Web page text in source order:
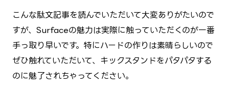
こんな駄文記事を読んでいただいて大変ありがたいので
すが、Surfaceの魅力は実際に触っていただくのが一番
手っ取り早いです。特にハードの作りは素晴らしいので
ぜひ触れていただいて、キックスタンドをパタパタする
のに魅了されちゃってください。